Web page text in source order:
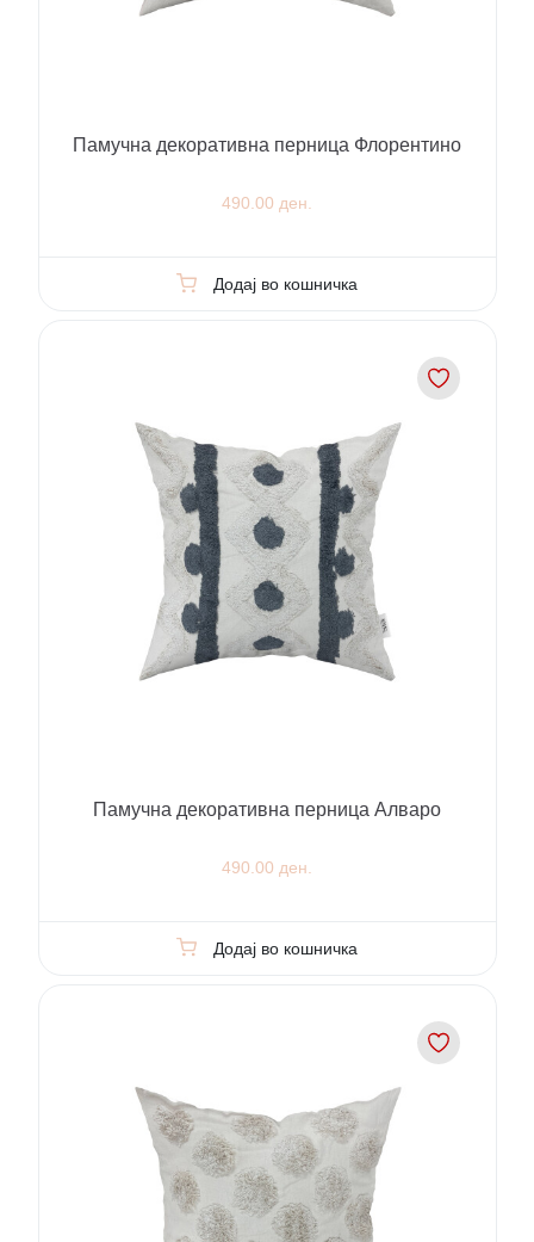
Памучна декоративна перница Флорентино
490.00 ден.
Додај во кошничка
Памучна декоративна перница Алваро
490.00 ден.
Додај во кошничка